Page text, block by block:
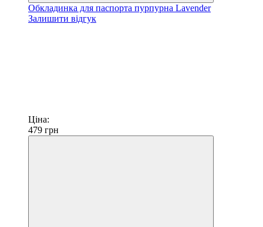
Обкладинка для паспорта пурпурна Lavender
Залишити відгук
Ціна:
479 грн